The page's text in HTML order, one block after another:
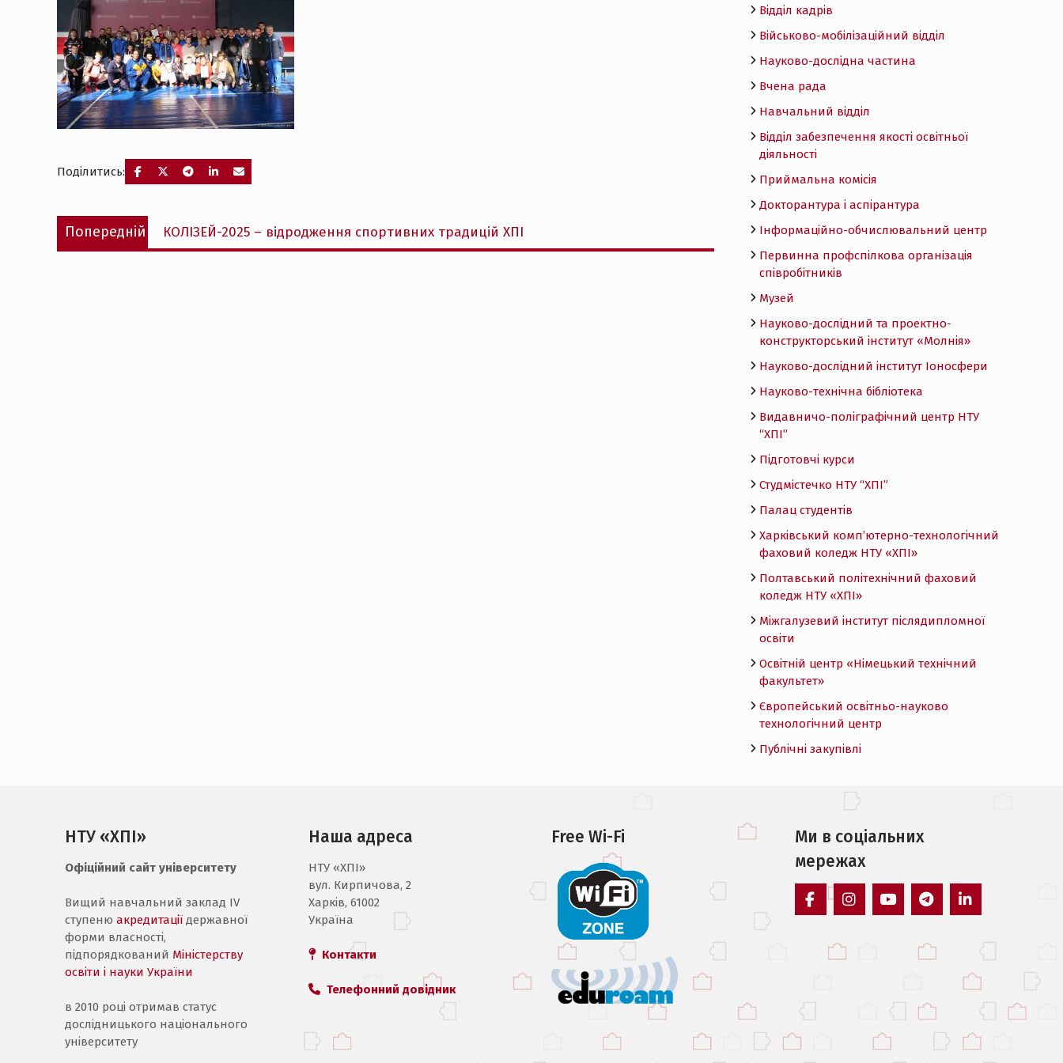
Поділитись:
Навігація
записів
Попередній
Попередній
запис:
КОЛІЗЕЙ-2025 – відродження спортивних традицій ХПІ
Відділ кадрів
Військово-мобілізаційний відділ
Науково-дослідна частина
Вчена рада
Навчальний відділ
Відділ забезпечення якості освітньої
діяльності
Приймальна комісія
Докторантура і аспірантура
Інформаційно-обчислювальний центр
Первинна профспілкова організація
співробітників
Музей
Науково-дослідний та проектно-
конструкторський інститут «Молнія»
Науково-дослідний інститут Іоносфери
Науково-технічна бібліотека
Видавничо-поліграфічний центр НТУ
“ХПІ”
Підготовчі курси
Студмістечко НТУ “ХПІ”
Палац студентів
Харківський комп’ютерно-технологічний
фаховий коледж НТУ «ХПI»
Полтавський політехнічний фаховий
коледж НТУ «ХПI»
Міжгалузевий інститут післядипломної
освіти
Освітній центр «Німецький технічний
факультет»
Європейський освітньо-науково
технологічний центр
Публічні закупівлі
НТУ «ХПІ»
Офіційний сайт університету
Вищий навчальний заклад IV
ступеню акредитації державної
форми власності,
підпорядкований Міністерству
освіти і науки України
в 2010 році отримав статус
дослідницького національного
університету
Наша адреса
НТУ «ХПI»
вул. Кирпичова, 2
Харків, 61002
Україна
Контакти
Телефонний довідник
Free Wi-Fi
Ми в соцiальних
мережах